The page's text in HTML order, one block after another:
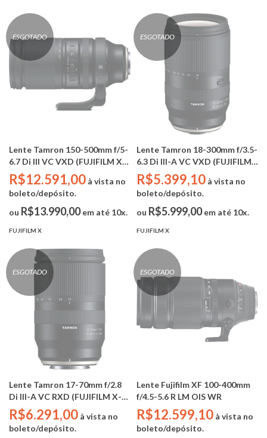
ESGOTADO
Lente Tamron 150-500mm f/5-
6.7 Di III VC VXD (FUJIFILM X-
Mount)
R$12.591,00 à vista no
boleto/depósito.
ou R$13.990,00em até 10x.
FUJIFILM X
ESGOTADO
Lente Tamron 18-300mm f/3.5-
6.3 Di III-A VC VXD (FUJIFILM
X-Mount)
R$5.399,10 à vista no
boleto/depósito.
ou R$5.999,00em até 10x.
FUJIFILM X
ESGOTADO
Lente Tamron 17-70mm f/2.8
Di III-A VC RXD (FUJIFILM X-
Mount)
R$6.291,00 à vista no
boleto/depósito.
ESGOTADO
Lente Fujifilm XF 100-400mm
f/4.5-5.6 R LM OIS WR
R$12.599,10 à vista no
boleto/depósito.